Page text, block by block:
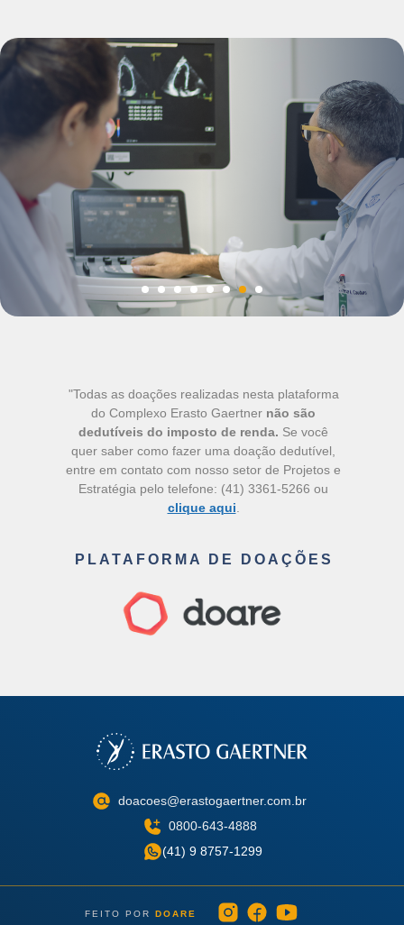
"Todas as doações realizadas nesta plataforma
do Complexo Erasto Gaertner não são
dedutíveis do imposto de renda. Se você
quer saber como fazer uma doação dedutível,
entre em contato com nosso setor de Projetos e
Estratégia pelo telefone: (41) 3361-5266 ou
clique aqui
PLATAFORMA DE DOAÇÕES
doacoes@erastogaertner.com.br
0800-643-4888
(41) 9 8757-1299
FEITO POR DOARE